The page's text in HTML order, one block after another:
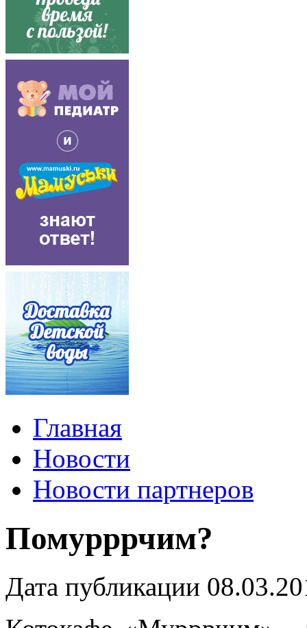
Главная
Новости
Новости партнеров
Помурррчим?
Дата публикации